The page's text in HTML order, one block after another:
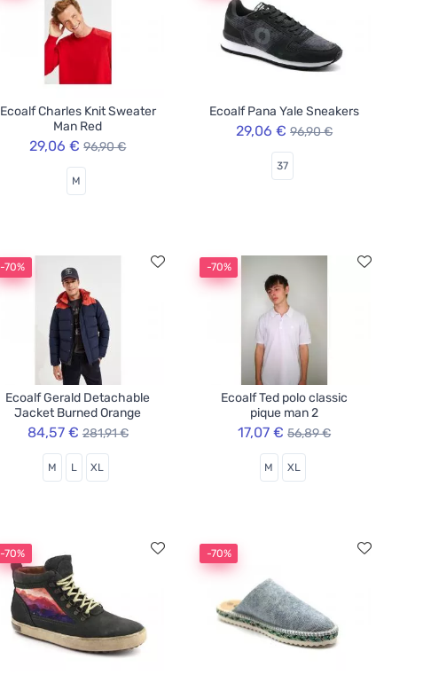
Ecoalf Charles Knit Sweater
Man Red
29,06 € 96,90 €
M
Ecoalf Pana Yale Sneakers
29,06 € 96,90 €
37
-70%
Ecoalf Gerald Detachable
Jacket Burned Orange
84,57 € 281,91 €
M L XL
-70%
Ecoalf Ted polo classic
pique man 2
17,07 € 56,89 €
M XL
-70% -70%